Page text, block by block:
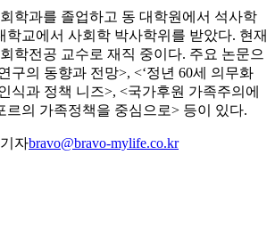
학과를 졸업하고 동 대학원에서 석사학
학교에서 사회학 박사학위를 받았다. 현재
학전공 교수로 재직 중이다. 주요 논문으
구의 동향과 전망>, <‘정년 60세 의무화
식과 정책 니즈>, <국가후원 가족주의에
르의 가족정책을 중심으로> 등이 있다.
자bravo@bravo-mylife.co.kr